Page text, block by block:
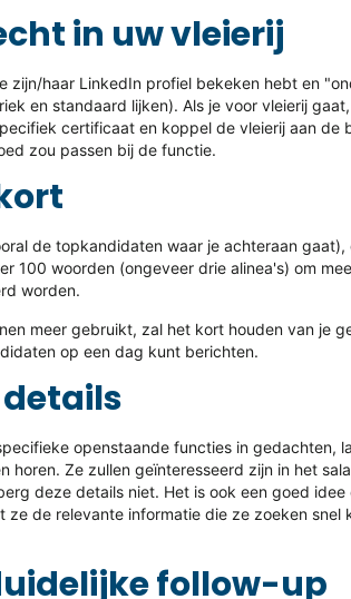
in uw vleierij
zijn/haar LinkedIn profiel bekeken hebt en
en standaard lijken). Als je voor vleierij
certificaat en koppel de vleierij aan de
zou passen bij de functie.
de topkandidaten waar je achteraan
100 woorden (ongeveer drie alinea's) om
worden.
meer gebruikt, zal het kort houden van je
op een dag kunt berichten.
details
openstaande functies in gedachten,
horen. Ze zullen geïnteresseerd zijn in het
deze details niet. Het is ook een goed
de relevante informatie die ze zoeken snel
follow-up